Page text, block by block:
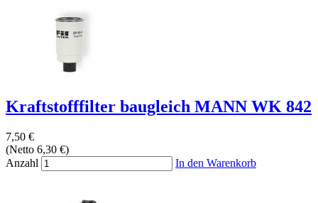
Kraftstofffilter baugleich MANN WK 842
7,50 €
(Netto 6,30 €)
Anzahl
In den Warenkorb